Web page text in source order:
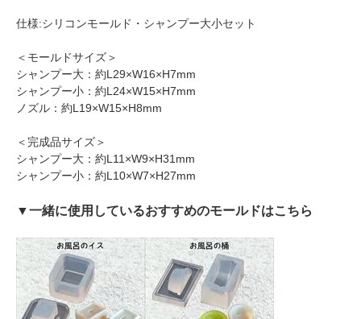
仕様:シリコンモールド・シャンプー大小セット
＜モールドサイズ＞
シャンプー大：約L29×W16×H7mm
シャンプー小：約L24×W15×H7mm
ノズル：約L19×W15×H8mm
＜完成品サイズ＞
シャンプー大：約L11×W9×H31mm
シャンプー小：約L10×W7×H27mm
▼一緒に使用しているおすすめのモールドはこちら